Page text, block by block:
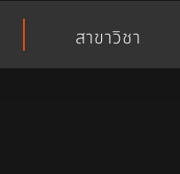
สาขาวิชา